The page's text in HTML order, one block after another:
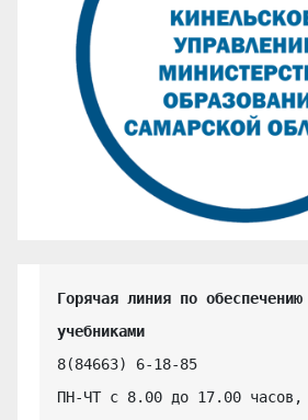
Горячая линия по обеспечению
учебниками
8(84663) 6-18-85
ПН-ЧТ с 8.00 до 17.00 часов,